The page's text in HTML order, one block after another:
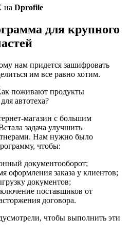
на Dprofile
для крупного
нам придется зашифровать
им все равно хотим.
магазин с большим
задача улучшить
Нам нужно было
чтобы:
документооборот;
оформления заказа у клиентов;
документов;
поставщиков от
договора.
чтобы выполнить эти